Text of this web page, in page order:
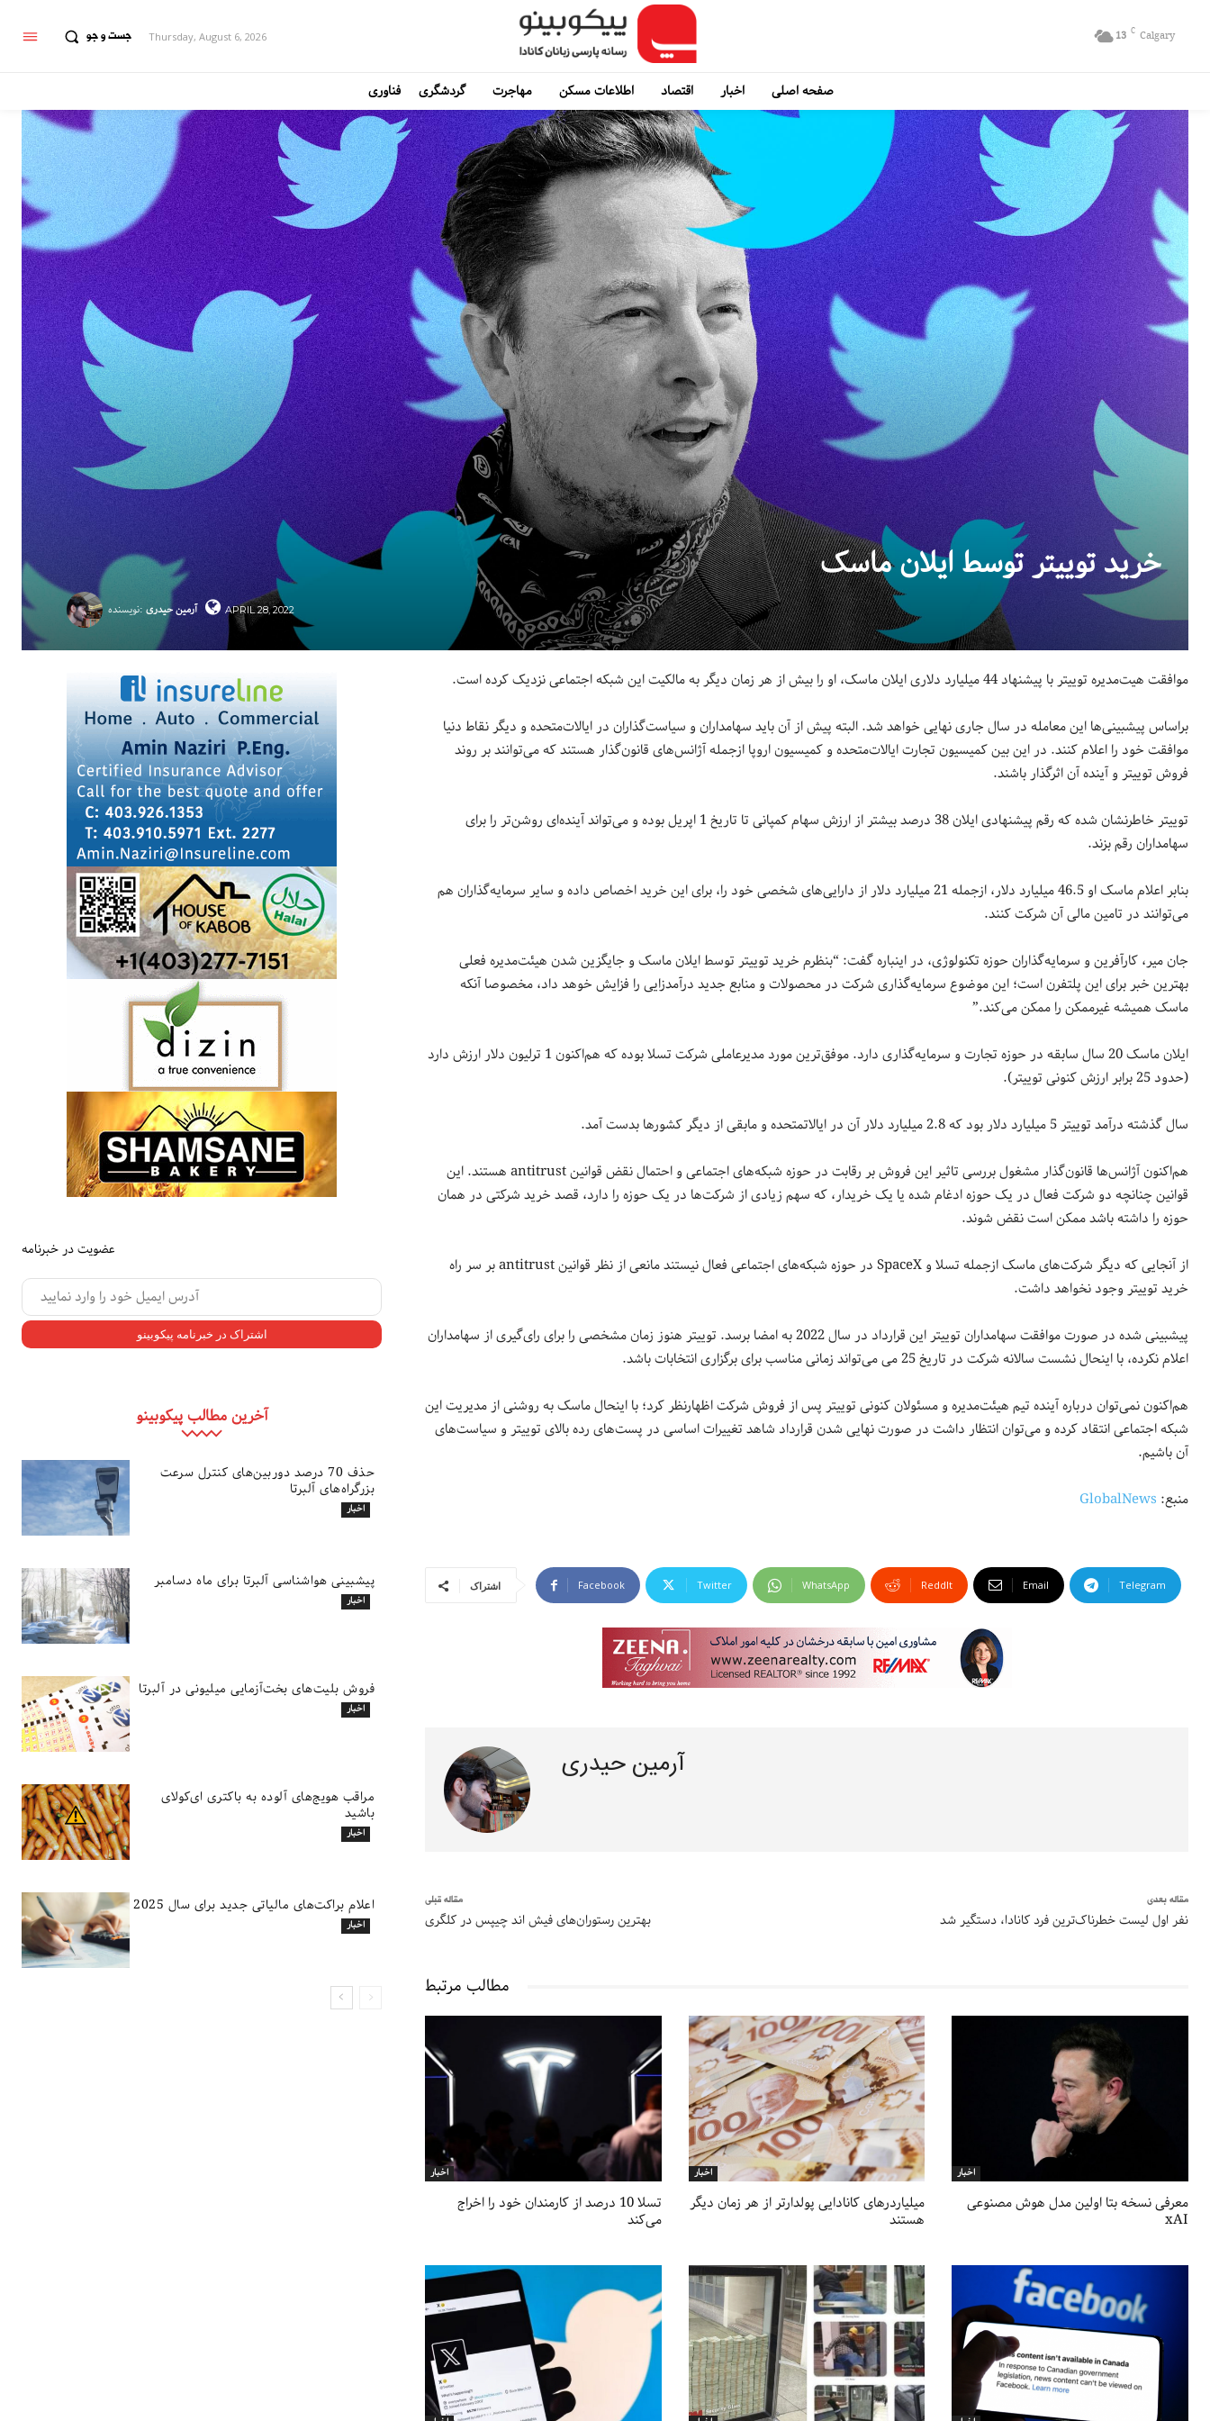
جست و جو Thursday, August 6, 2026 13 C Calgary
صفحه اصلی اخبار اقتصاد اطلاعات مسکن مهاجرت گردشگری فناوری
خرید توییتر توسط ایلان ماسک
نویسنده: آرمین حیدری APRIL 28, 2022
عضویت در خبرنامه
آخرین مطالب پیکوبینو
حذف 70 درصد دوربین‌های کنترل سرعت
بزرگراه‌های آلبرتا
اخبار
پیشبینی هواشناسی آلبرتا برای ماه دسامبر
اخبار
فروش بلیت‌های بخت‌آزمایی میلیونی در آلبرتا
اخبار
مراقب هویج‌های آلوده به باکتری ای‌کولای
باشید
اخبار
اعلام براکت‌های مالیاتی جدید برای سال 2025
اخبار
موافقت هیت‌مدیره توییتر با پیشنهاد 44 میلیارد دلاری ایلان ماسک، او را بیش از هر زمان دیگر به مالکیت این شبکه اجتماعی نزدیک‌ کرده است.
براساس پیشبینی‌ها این معامله در سال جاری نهایی خواهد شد. البته پیش از آن باید سهامداران و سیاست‌گذاران در ایالات‌متحده و دیگر نقاط دنیا
موافقت خود را اعلام کنند. در این بین کمیسیون تجارت ایالات‌متحده و کمیسیون اروپا ازجمله آژانس‌های قانون‌گذار هستند که می‌توانند بر روند
فروش توییتر و آینده آن اثرگذار باشند.
توییتر خاطرنشان شده که رقم پیشنهادی ایلان 38 درصد بیشتر از ارزش سهام کمپانی تا تاریخ 1 اپریل بوده و می‌تواند آینده‌ای روشن‌تر را برای
سهامداران رقم بزند.
بنابر اعلام ماسک او 46.5 میلیارد دلار، ازجمله 21 میلیارد دلار از دارایی‌های شخصی خود را، برای این خرید اخصاص داده و سایر سرمایه‌گذاران هم
می‌توانند در تامین مالی آن شرکت کنند.
جان میر، کارآفرین و سرمایه‌گذاران حوزه تکنولوژی، در اینباره گفت: “بنظرم خرید توییتر توسط ایلان ماسک و جایگزین شدن هیئت‌مدیره فعلی
بهترین خبر برای این پلتفرن است؛ این موضوع سرمایه‌گذاری شرکت در محصولات و منابع جدید درآمدزایی را فزایش خوهد داد، مخصوصا آنکه
ماسک همیشه غیرممکن را ممکن می‌کند.”
ایلان ماسک 20 سال سابقه در حوزه تجارت و سرمایه‌گذاری دارد. موفق‌ترین مورد مدیرعاملی شرکت تسلا بوده که هم‌اکنون 1 ترلیون دلار ارزش دارد
(حدود 25 برابر ارزش کنونی توییتر).
سال گذشته درآمد توییتر 5 میلیارد دلار بود که 2.8 میلیارد دلار آن در ایالات‎متحده و مابقی از دیگر کشورها بدست آمد.
هم‌اکنون آژانس‌ها قانون‌گذار مشغول بررسی تاثیر این فروش بر رقابت در حوزه شبکه‌های اجتماعی و احتمال نقض قوانین antitrust هستند. این
قوانین چنانچه دو شرکت فعال در یک حوزه ادغام شده یا یک خریدار، که سهم زیادی از شرکت‌ها در یک حوزه را دارد، قصد خرید شرکتی در همان
حوزه را داشته باشد ممکن است نقض شوند.
از آنجایی که دیگر شرکت‌های ماسک ازجمله تسلا و SpaceX در حوزه شبکه‌های اجتماعی فعال نیستند مانعی از نظر قوانین antitrust بر سر راه
خرید توییتر وجود نخواهد داشت.
پیشبینی شده در صورت موافقت سهامداران توییتر این قرارداد در سال 2022 به امضا برسد. توییتر هنوز زمان مشخصی را برای رای‌گیری از سهامداران
اعلام نکرده، با اینحال نشست سالانه شرکت در تاریخ 25 می می‌تواند زمانی مناسب برای برگزاری انتخابات باشد.
هم‌اکنون نمی‌توان درباره آینده تیم هیئت‌مدیره و مسئولان کنونی توییتر پس از فروش شرکت اظهارنظر کرد؛ با اینحال ماسک به روشنی از مدیریت این
شبکه اجتماعی انتقاد کرده و می‌توان انتظار داشت در صورت نهایی شدن قرارداد شاهد تغییرات اساسی در پست‌های رده‌ بالای توییتر و سیاست‌های
آن باشیم.
منبع: GlobalNews
اشتراک Facebook Twitter WhatsApp ReddIt Email Telegram
آرمین حیدری
مقاله قبلی
بهترین رستوران‌های فیش اند چیپس در کلگری
مقاله بعدی
نفر اول لیست خطرناک‌ترین فرد کانادا، دستگیر شد
مطالب مرتبط
اخبار
تسلا 10 درصد از کارمندان خود را اخراج
می‌کند
اخبار
میلیاردرهای کانادایی پولدارتر از هر زمان دیگر
هستند
اخبار
معرفی نسخه بتا اولین مدل هوش مصنوعی
xAI